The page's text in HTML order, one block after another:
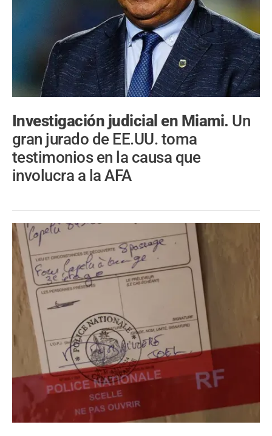
Investigación judicial en Miami. Un
gran jurado de EE.UU. toma
testimonios en la causa que
involucra a la AFA